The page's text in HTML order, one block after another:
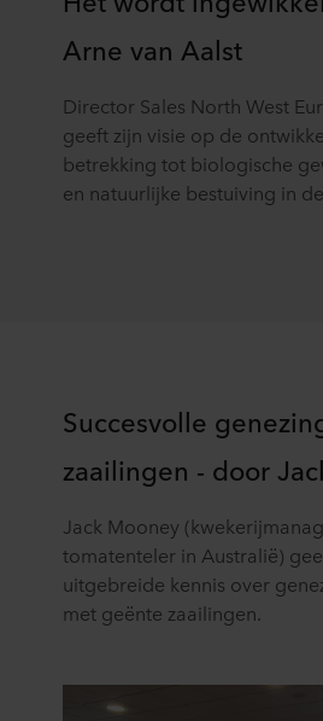
rubriek ‘Over ons’, en over de
persoonsgegevens in onze
verwerkingsverantwoordelijke is
Arne van Aalst
Director Sales North West
geeft zijn visie op de
betrekking tot biologische
en natuurlijke bestuiving in
Succesvolle
zaailingen - door
Jack Mooney
tomatenteler in Australië)
uitgebreide kennis over
met geënte zaailingen.